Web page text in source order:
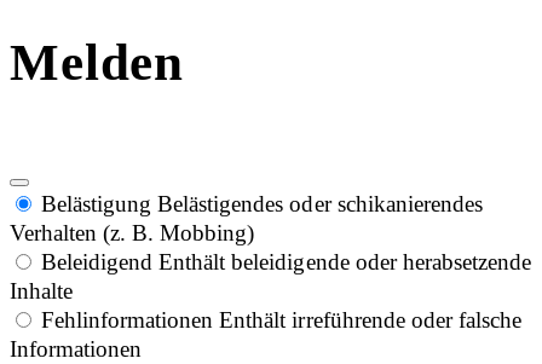
Melden
Belästigung Belästigendes oder schikanierendes
Verhalten (z. B. Mobbing)
Beleidigend Enthält beleidigende oder herabsetzende
Inhalte
Fehlinformationen Enthält irreführende oder falsche
Informationen